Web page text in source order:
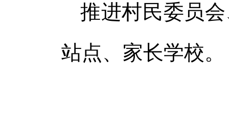
推进村民委员
站点、家长学校。